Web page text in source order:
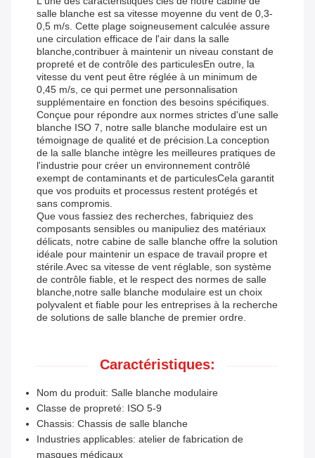
salle blanche est sa vitesse moyenne du vent de 0,3-
0,5 m/s. Cette plage soigneusement calculée assure
une circulation efficace de l'air dans la salle
blanche,contribuer à maintenir un niveau constant de
propreté et de contrôle des particulesEn outre, la
vitesse du vent peut être réglée à un minimum de
0,45 m/s, ce qui permet une personnalisation
supplémentaire en fonction des besoins spécifiques.
Conçue pour répondre aux normes strictes d'une salle
blanche ISO 7, notre salle blanche modulaire est un
témoignage de qualité et de précision.La conception
de la salle blanche intègre les meilleures pratiques de
l'industrie pour créer un environnement contrôlé
exempt de contaminants et de particulesCela garantit
que vos produits et processus restent protégés et
sans compromis.
Que vous fassiez des recherches, fabriquiez des
composants sensibles ou manipuliez des matériaux
délicats, notre cabine de salle blanche offre la solution
idéale pour maintenir un espace de travail propre et
stérile.Avec sa vitesse de vent réglable, son système
de contrôle fiable, et le respect des normes de salle
blanche,notre salle blanche modulaire est un choix
polyvalent et fiable pour les entreprises à la recherche
de solutions de salle blanche de premier ordre.
Caractéristiques:
Nom du produit: Salle blanche modulaire
Classe de propreté: ISO 5-9
Chassis: Chassis de salle blanche
Industries applicables: atelier de fabrication de
masques médicaux